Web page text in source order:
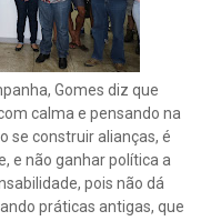
Gomes diz que
calma e pensando na
se construir alianças, é
e não ganhar política a
pois não dá
práticas antigas, que